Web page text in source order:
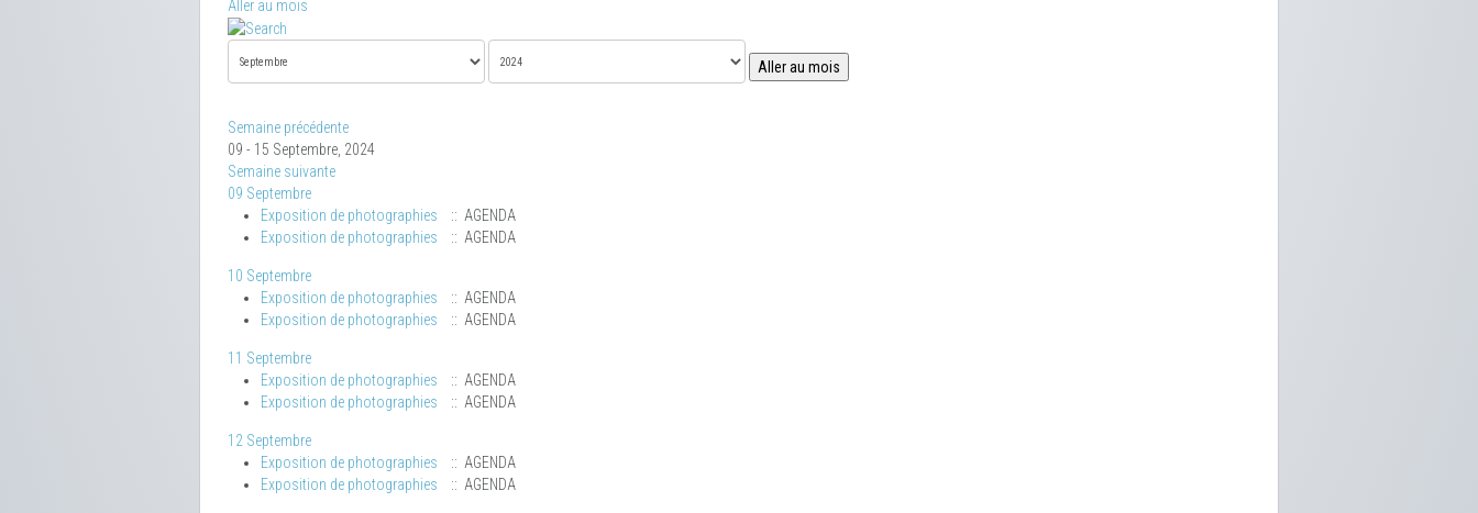
Aller au mois
Aller au mois
Semaine précédente
09 - 15 Septembre, 2024
Semaine suivante
09 Septembre
Exposition de photographies
:: AGENDA
Exposition de photographies
:: AGENDA
10 Septembre
Exposition de photographies
:: AGENDA
Exposition de photographies
:: AGENDA
11 Septembre
Exposition de photographies
:: AGENDA
Exposition de photographies
:: AGENDA
12 Septembre
Exposition de photographies
:: AGENDA
Exposition de photographies
:: AGENDA